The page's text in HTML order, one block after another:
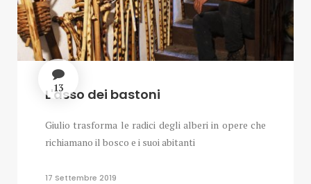
13
L'asso dei bastoni
Giulio trasforma le radici degli alberi in opere che
richiamano il bosco e i suoi abitanti
17 Settembre 2019